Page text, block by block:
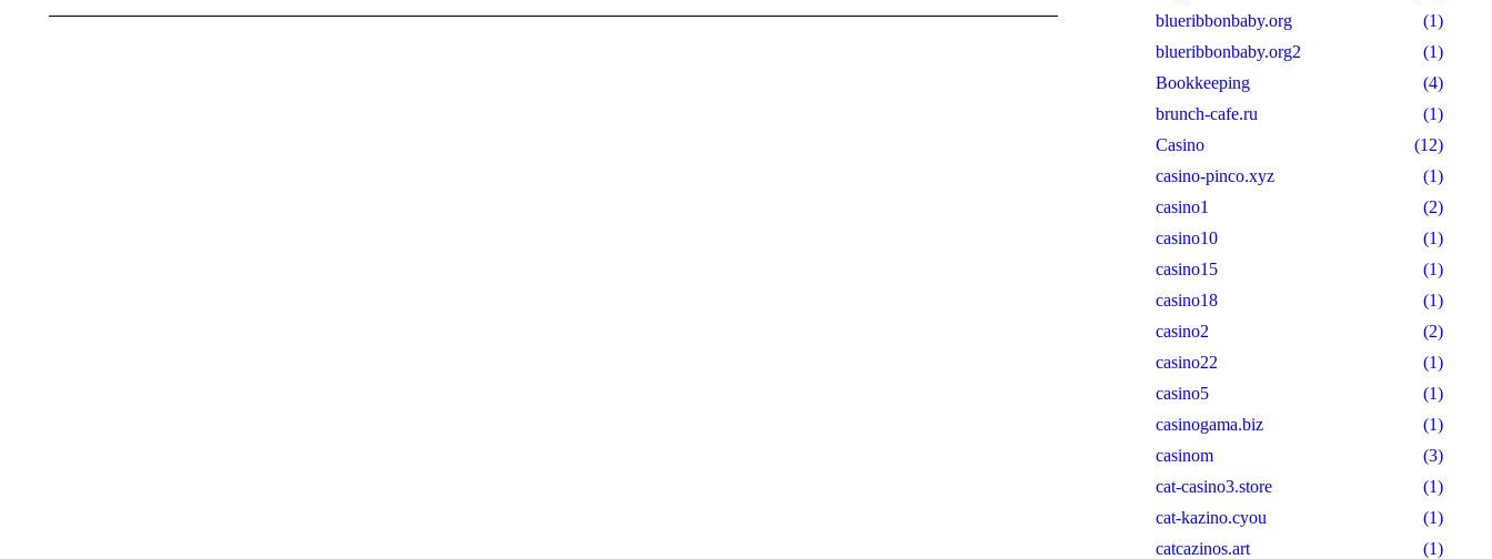
blueribbonbaby.org
(1)
blueribbonbaby.org2
(1)
Bookkeeping
(4)
brunch-cafe.ru
(1)
Casino
(12)
casino-pinco.xyz
(1)
casino1
(2)
casino10
(1)
casino15
(1)
casino18
(1)
casino2
(2)
casino22
(1)
casino5
(1)
casinogama.biz
(1)
casinom
(3)
cat-casino3.store
(1)
cat-kazino.cyou
(1)
catcazinos.art
(1)